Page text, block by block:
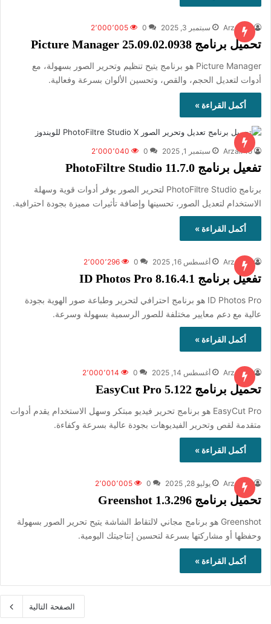
ArzalPro سبتمبر 3, 2025 0 2٬000٬005
تحميل برنامج Picture Manager 25.09.02.0938
Picture Manager هو برنامج يتيح تنظيم وتحرير الصور بسهولة، مع
أدوات لتعديل الحجم، والقص، وتحسين الألوان بسرعة وفعالية.
أكمل القراءة »
ArzalPro سبتمبر 1, 2025 0 2٬000٬040
تفعيل برنامج PhotoFiltre Studio 11.7.0
برنامج PhotoFiltre Studio لتحرير الصور يوفر أدوات قوية وسهلة
الاستخدام لتعديل الصور، تحسينها وإضافة تأثيرات مميزة بجودة احترافية.
أكمل القراءة »
ArzalPro أغسطس 16, 2025 0 2٬000٬296
تفعيل برنامج ID Photos Pro 8.16.4.1
ID Photos Pro هو برنامج احترافي لتحرير وطباعة صور الهوية بجودة
عالية مع دعم معايير مختلفة للصور الرسمية بسهولة وسرعة.
أكمل القراءة »
ArzalPro أغسطس 14, 2025 0 2٬000٬014
تحميل برنامج EasyCut Pro 5.122
EasyCut Pro هو برنامج تحرير فيديو مبتكر وسهل الاستخدام يقدم أدوات
متقدمة لقص وتحرير الفيديوهات بجودة عالية بسرعة وكفاءة.
أكمل القراءة »
ArzalPro يوليو 28, 2025 0 2٬000٬005
تحميل برنامج Greenshot 1.3.296
Greenshot هو برنامج مجاني لالتقاط الشاشة يتيح تحرير الصور بسهولة
وحفظها أو مشاركتها بسرعة لتحسين إنتاجيتك اليومية.
أكمل القراءة »
الصفحة التالية